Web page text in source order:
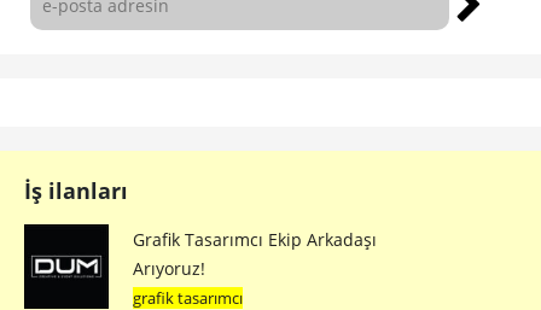
İş ilanları
Grafik Tasarımcı Ekip Arkadaşı
Arıyoruz!
grafik tasarımcı